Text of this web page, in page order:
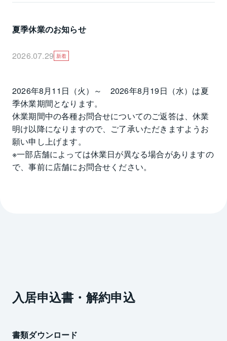
夏季休業のお知らせ
2026.07.29 新着
2026年8月11日（火）～　2026年8月19日（水）は夏
季休業期間となります。
休業期間中の各種お問合せについてのご返答は、休業
明け以降になりますので、ご了承いただきますようお
願い申し上げます。
※一部店舗によっては休業日が異なる場合がありますの
で、事前に店舗にお問合せください。
入居申込書・解約申込
書類ダウンロード